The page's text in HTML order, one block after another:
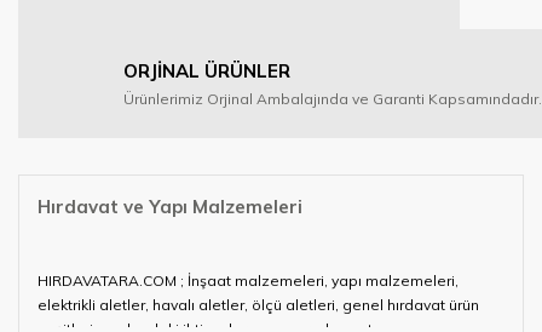
ORJİNAL ÜRÜNLER
Ürünlerimiz Orjinal Ambalajında ve Garanti Kapsamındadır.
Hırdavat ve Yapı Malzemeleri
HIRDAVATARA.COM ; İnşaat malzemeleri, yapı malzemeleri,
elektrikli aletler, havalı aletler, ölçü aletleri, genel hırdavat ürün